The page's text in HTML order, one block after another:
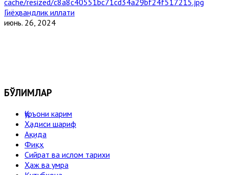
Гиёҳвандлик иллати
июнь. 26, 2024
БЎЛИМЛАР
Қуръони карим
Ҳадиси шариф
Ақида
Фиқҳ
Сийрат ва ислом тарихи
Ҳаж ва умра